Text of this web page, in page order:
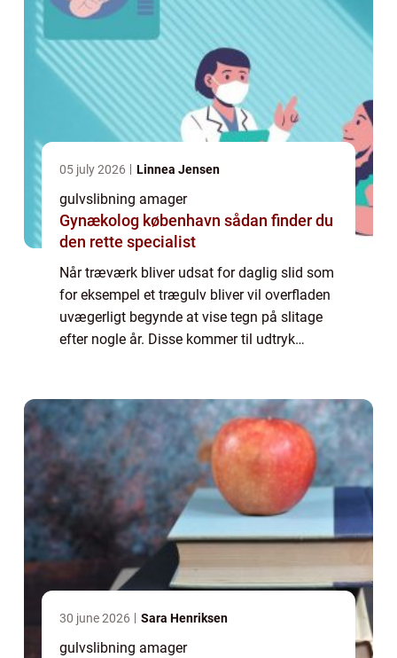
05 july 2026 Linnea Jensen
gulvslibning amager
Gynækolog københavn sådan finder du
den rette specialist
Når træværk bliver udsat for daglig slid som
for eksempel et trægulv bliver vil overfladen
uvægerligt begynde at vise tegn på slitage
efter nogle år. Disse kommer til udtryk
30 june 2026 Sara Henriksen
gulvslibning amager